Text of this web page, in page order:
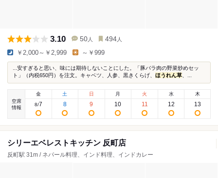
3.10 50 人 494 人
￥2,000～￥2,999 ～￥999
...安すぎると思い、味には期待しないことにした。「豚バラ肉の野菜炒めセッ
ト」（内税650円）を注文。キャベツ、人参、黒きくらげ、 ほうれん草
空席
情報
金
8/7
土
8
日
9
月
10
火
11
水
12
木
13
シリーエベレストキッチン 反町店
反町駅 31m / ネパール料理、インド料理、インドカレー